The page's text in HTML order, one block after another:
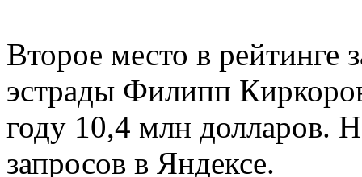
Второе место в рейтинге
эстрады Филипп
году 10,4 млн долларов.
запросов в Яндексе.